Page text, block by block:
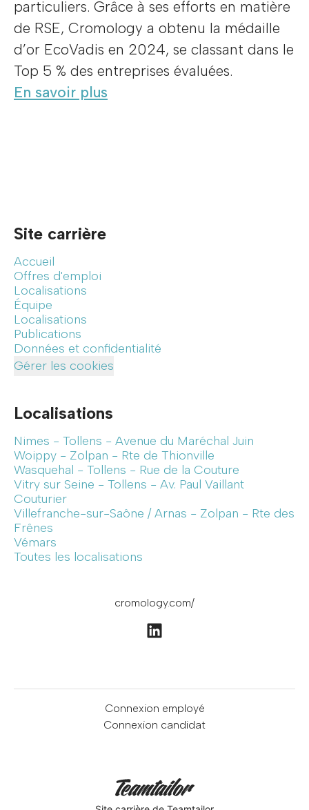
particuliers. Grâce à ses efforts en matière
de RSE, Cromology a obtenu la médaille
d’or EcoVadis en 2024, se classant dans le
Top 5 % des entreprises évaluées.
En savoir plus
Site carrière
Accueil
Offres d'emploi
Localisations
Équipe
Localisations
Publications
Données et confidentialité
Gérer les cookies
Localisations
Nimes - Tollens - Avenue du Maréchal Juin
Woippy - Zolpan - Rte de Thionville
Wasquehal - Tollens - Rue de la Couture
Vitry sur Seine - Tollens - Av. Paul Vaillant
Couturier
Villefranche-sur-Saône / Arnas - Zolpan - Rte des
Frênes
Vémars
Toutes les localisations
cromology.com/
Connexion employé
Connexion candidat